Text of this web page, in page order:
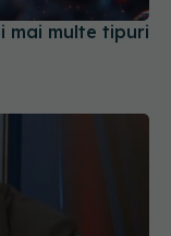
mai multe tipuri